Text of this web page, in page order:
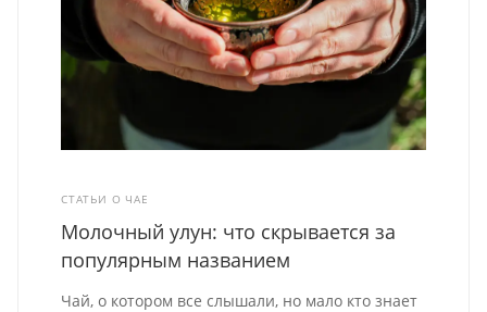
СТАТЬИ О ЧАЕ
Молочный улун: что скрывается за
популярным названием
Чай, о котором все слышали, но мало кто знает